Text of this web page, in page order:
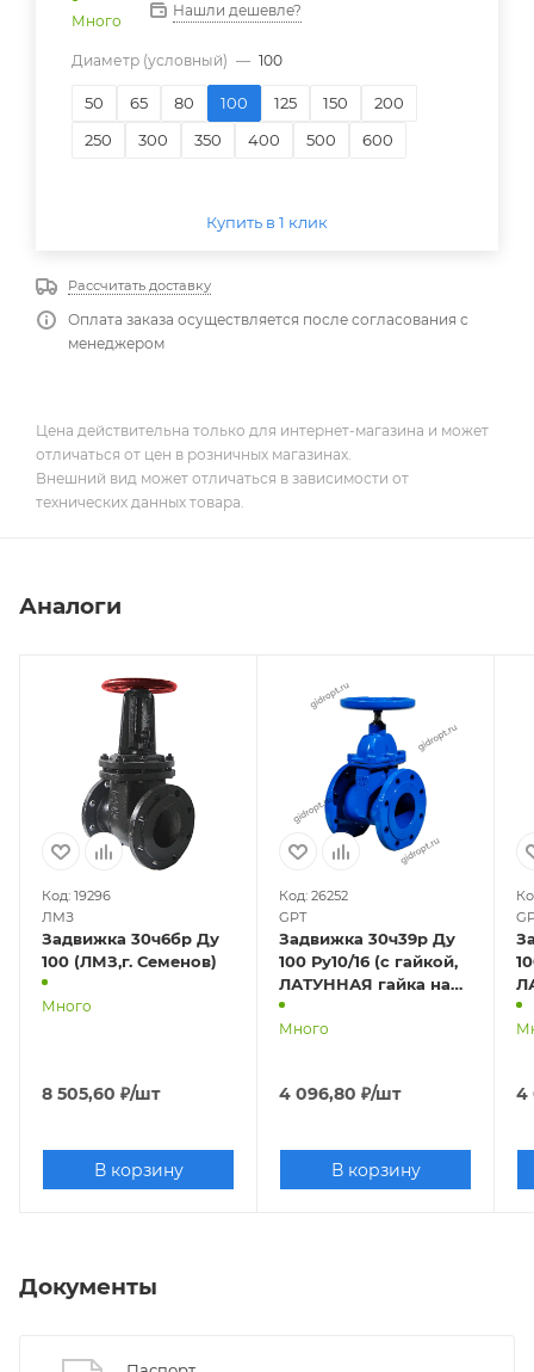
Много
Нашли дешевле?
Диаметр (условный) — 100
50 65 80 100 125 150
200
250
300 350 400 500 600
Купить в 1 клик
Рассчитать доставку
Оплата заказа осуществляется после согласования с
менеджером
Цена действительна только для интернет-магазина и может
отличаться от цен в розничных магазинах.
Внешний вид может отличаться в зависимости от
технических данных товара.
Аналоги
Код: 19296
ЛМЗ
Задвижка 30ч6бр Ду
100 (ЛМЗ,г. Семенов)
Много
8 505,60 ₽/шт
В корзину
Код: 26252
GPT
Задвижка 30ч39р Ду
100 Ру10/16 (с гайкой,
ЛАТУННАЯ гайка на
клине)
Много
4 096,80 ₽/шт
В корзину
4
Документы